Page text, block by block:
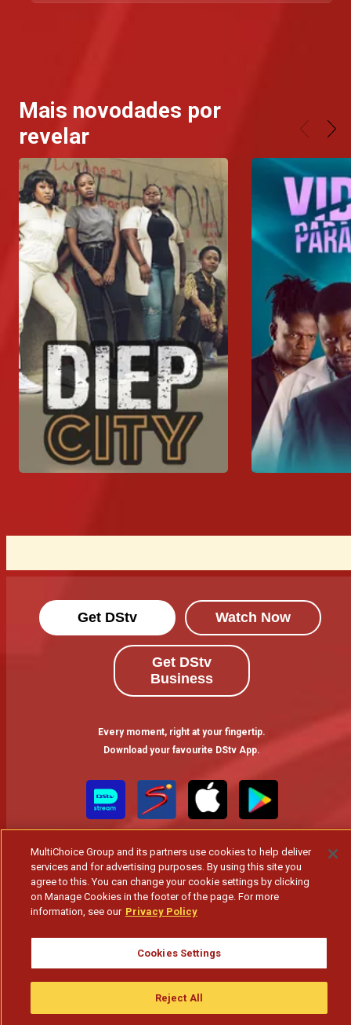
Mais novodades por
revelar
Get DStv Watch Now
Get DStv
Business
Every moment, right at your fingertip.
Download your favourite DStv App.
MultiChoice Website Terms of Use
Gerir Cookies
MultiChoice Group and its partners use cookies to help deliver
services and for advertising purposes. By using this site you
agree to this. You can change your cookie settings by clicking
on Manage Cookies in the footer of the page. For more
information, see our Privacy Policy
Cookies Settings
Reject All